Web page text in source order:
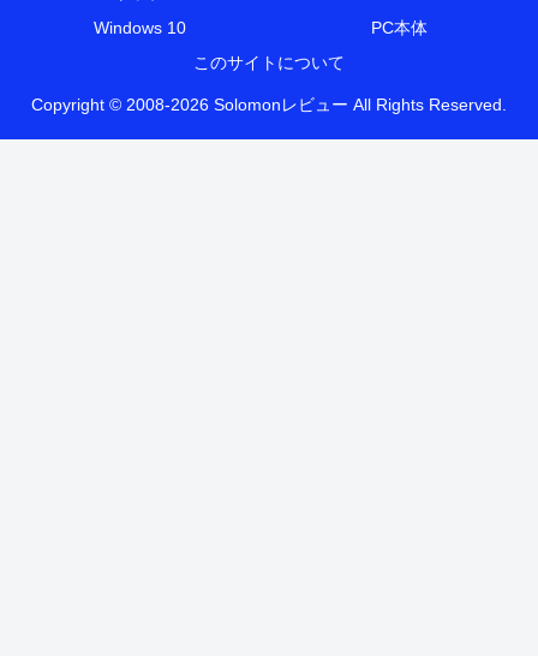
Windows 10
PC本体
このサイトについて
Copyright © 2008-2026 Solomonレビュー All Rights Reserved.